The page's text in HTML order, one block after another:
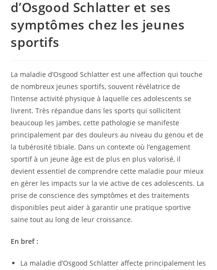
d’Osgood Schlatter et ses
symptômes chez les jeunes
sportifs
La maladie d’Osgood Schlatter est une affection qui touche
de nombreux jeunes sportifs, souvent révélatrice de
l’intense activité physique à laquelle ces adolescents se
livrent. Très répandue dans les sports qui sollicitent
beaucoup les jambes, cette pathologie se manifeste
principalement par des douleurs au niveau du genou et de
la tubérosité tibiale. Dans un contexte où l’engagement
sportif à un jeune âge est de plus en plus valorisé, il
devient essentiel de comprendre cette maladie pour mieux
en gérer les impacts sur la vie active de ces adolescents. La
prise de conscience des symptômes et des traitements
disponibles peut aider à garantir une pratique sportive
saine tout au long de leur croissance.
En bref :
La maladie d’Osgood Schlatter affecte principalement les